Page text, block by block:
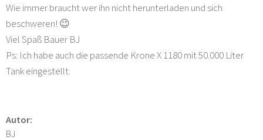
Wie immer braucht wer ihn nicht herunterladen und sich
beschweren! 😉
Viel Spaß Bauer BJ
Ps: Ich habe auch die passende Krone X 1180 mit 50.000 Liter
Tank eingestellt.
Autor:
BJ